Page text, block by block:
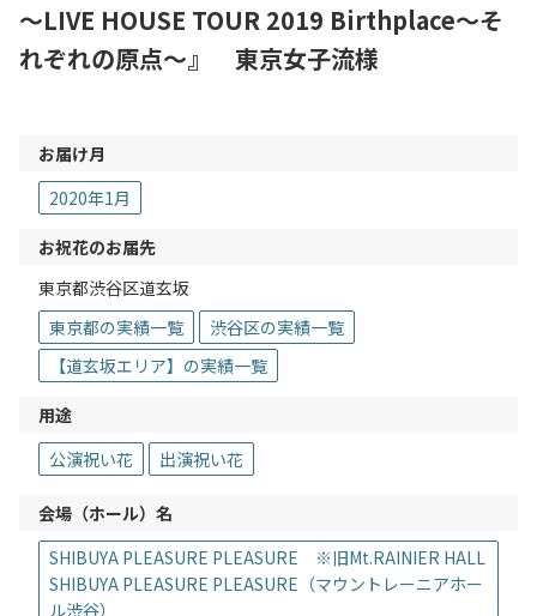
～LIVE HOUSE TOUR 2019 Birthplace～そ
れぞれの原点～』 東京女子流様
お届け月
2020年1月
お祝花のお届先
東京都渋谷区道玄坂
東京都の実績一覧
渋谷区の実績一覧
【道玄坂エリア】の実績一覧
用途
公演祝い花
出演祝い花
会場（ホール）名
SHIBUYA PLEASURE PLEASURE ※旧Mt.RAINIER HALL
SHIBUYA PLEASURE PLEASURE（マウントレーニアホー
ル渋谷）